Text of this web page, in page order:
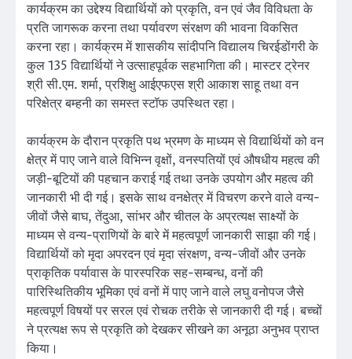
कार्यक्रम का उद्देश्य विद्यार्थियों को प्रकृति, वन एवं जैव विविधता के
प्रति जागरूक करना तथा पर्यावरण संरक्षण की भावना विकसित
करना रहा। कार्यक्रम में शासकीय सांदीपनि विद्यालय चिरईडोंगरी के
कुल 135 विद्यार्थियों ने उत्साहपूर्वक सहभागिता की। मास्टर ट्रेनर
श्री सी.एम. शर्मा, प्रशिक्षु आईएफएस श्री आकाश साहू तथा वन
परिक्षेत्र बम्हनी का समस्त स्टॉफ उपस्थित रहा।
कार्यक्रम के दौरान प्रकृति पथ भ्रमण के माध्यम से विद्यार्थियों को वन
क्षेत्र में पाए जाने वाले विभिन्न वृक्षों, वनस्पतियों एवं औषधीय महत्व की
जड़ी-बूटियों की पहचान कराई गई तथा उनके उपयोग और महत्व की
जानकारी भी दी गई। इसके साथ वनक्षेत्र में विचरण करने वाले वन्य-
जीवों जैसे बाघ, तेंदुआ, सांभर और चीतल के अप्रत्यक्ष साक्ष्यों के
माध्यम से वन्य-प्राणियों के बारे में महत्वपूर्ण जानकारी साझा की गई।
विद्यार्थियों को मृदा अपरदन एवं मृदा संरक्षण, वन्य-जीवों और उनके
प्राकृतिक पर्यावास के पारस्परिक सह-सम्बन्ध, वनों की
पारिस्थितिकीय भूमिका एवं वनों में पाए जाने वाले लघु वनोपज जैसे
महत्वपूर्ण विषयों पर सरल एवं रोचक तरीके से जानकारी दी गई। बच्चों
ने प्रत्यक्ष रूप से प्रकृति को देखकर सीखने का अनूठा अनुभव प्राप्त
किया।